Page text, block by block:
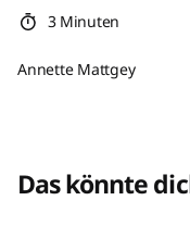
3 Minuten
Annette Mattgey
Das könnte